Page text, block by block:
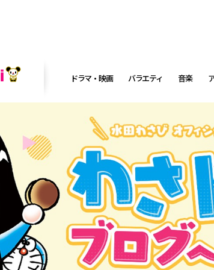
ドラマ・映画 バラエティ 音楽